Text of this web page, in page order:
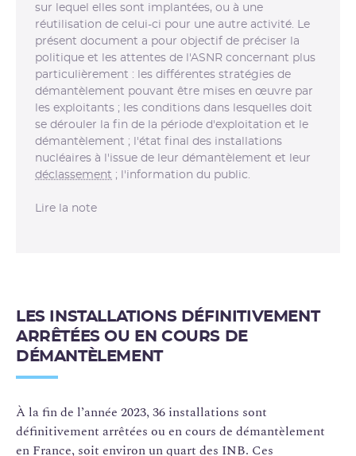
sur lequel elles sont implantées, ou à une
réutilisation de celui-ci pour une autre activité. Le
présent document a pour objectif de préciser la
politique et les attentes de l'ASNR concernant plus
particulièrement : les différentes stratégies de
démantèlement pouvant être mises en œuvre par
les exploitants ; les conditions dans lesquelles doit
se dérouler la fin de la période d'exploitation et le
démantèlement ; l'état final des installations
nucléaires à l'issue de leur démantèlement et leur
déclassement ; l'information du public.
Lire la note
LES INSTALLATIONS DÉFINITIVEMENT
ARRÊTÉES OU EN COURS DE
DÉMANTÈLEMENT
À la fin de l’année 2023, 36 installations sont
définitivement arrêtées ou en cours de démantèlement
en France, soit environ un quart des INB. Ces